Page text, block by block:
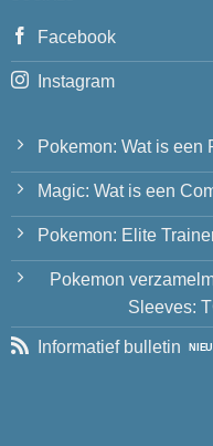
Facebook
Instagram
Pokemon: Wat is een
Magic: Wat is een
Pokemon: Elite
Pokemon
Sleeves:
Informatief bulletin